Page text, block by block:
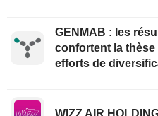
GENMAB : les
confortent la
efforts de